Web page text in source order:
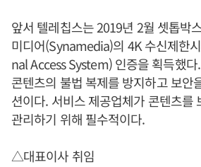
앞서 텔레칩스는 2019년 2월 셋톱박
미디어(Synamedia)의 4K 수신제한
nal Access System) 인증을 획득했
콘텐츠의 불법 복제를 방지하고 보안
션이다. 서비스 제공업체가 콘텐츠를
관리하기 위해 필수적이다.
△대표이사 취임